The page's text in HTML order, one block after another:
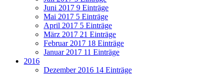
Juni 2017 9 Einträge
Mai 2017 5 Einträge
April 2017 5 Einträge
März 2017 21 Einträge
Februar 2017 18 Einträge
Januar 2017 11 Einträge
2016
Dezember 2016 14 Einträge